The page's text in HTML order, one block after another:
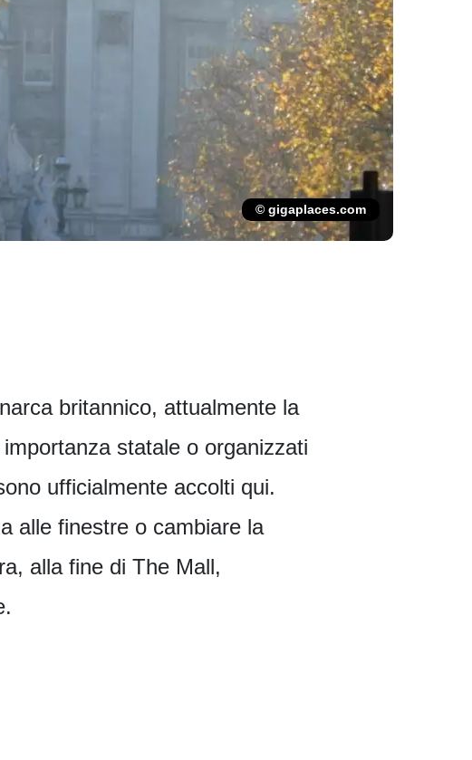
© gigaplaces.com
britannico, attualmente la
statale o organizzati
ufficialmente accolti qui.
alle finestre o cambiare la
alla fine di The Mall,